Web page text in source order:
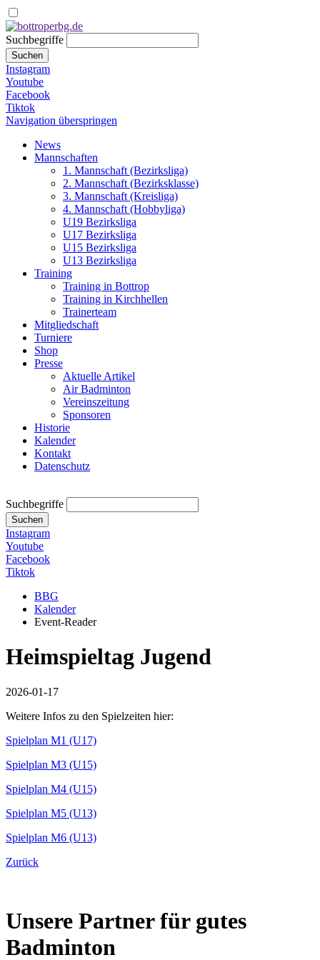
Suchbegriffe
Suchen
Instagram
Youtube
Facebook
Tiktok
Navigation überspringen
News
Mannschaften
1. Mannschaft (Bezirksliga)
2. Mannschaft (Bezirksklasse)
3. Mannschaft (Kreisliga)
4. Mannschaft (Hobbyliga)
U19 Bezirksliga
U17 Bezirksliga
U15 Bezirksliga
U13 Bezirksliga
Training
Training in Bottrop
Training in Kirchhellen
Trainerteam
Mitgliedschaft
Turniere
Shop
Presse
Aktuelle Artikel
Air Badminton
Vereinszeitung
Sponsoren
Historie
Kalender
Kontakt
Datenschutz
Suchbegriffe
Suchen
Instagram
Youtube
Facebook
Tiktok
BBG
Kalender
Event-Reader
Heimspieltag Jugend
2026-01-17
Weitere Infos zu den Spielzeiten hier:
Spielplan M1 (U17)
Spielplan M3 (U15)
Spielplan M4 (U15)
Spielplan M5 (U13)
Spielplan M6 (U13)
Zurück
Unsere Partner für gutes
Badminton